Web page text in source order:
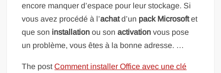
encore manquer d’espace pour leur stockage. Si
vous avez procédé à l’achatd’un pack Microsoftet
que son installation ou sonactivation vous pose
un problème, vous êtes à la bonne adresse. …
The postComment installer Office avec une clé